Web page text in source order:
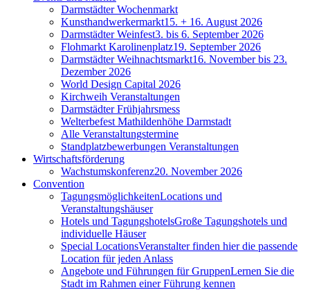
Darmstädter Wochenmarkt
Kunsthandwerkermarkt15. + 16. August 2026
Darmstädter Weinfest3. bis 6. September 2026
Flohmarkt Karolinenplatz19. September 2026
Darmstädter Weihnachtsmarkt16. November bis 23.
Dezember 2026
World Design Capital 2026
Kirchweih Veranstaltungen
Darmstädter Frühjahrsmess
Welterbefest Mathildenhöhe Darmstadt
Alle Veranstaltungstermine
Standplatzbewerbungen Veranstaltungen
Wirtschaftsförderung
Wachstumskonferenz20. November 2026
Convention
TagungsmöglichkeitenLocations und
Veranstaltungshäuser
Hotels und TagungshotelsGroße Tagungshotels und
individuelle Häuser
Special LocationsVeranstalter finden hier die passende
Location für jeden Anlass
Angebote und Führungen für GruppenLernen Sie die
Stadt im Rahmen einer Führung kennen